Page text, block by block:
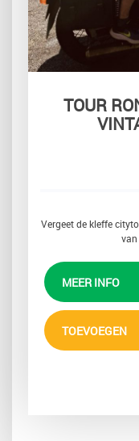
TOUR
Vergeet de kleffe
van
MEER INFO
TOEVOEGEN